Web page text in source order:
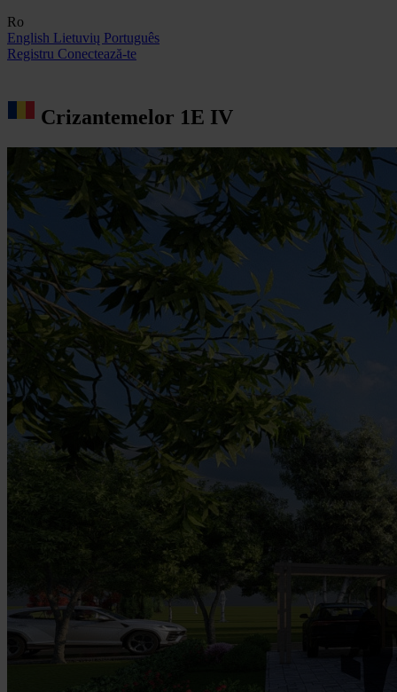
Ro
English Lietuvių Português
Registru Conectează-te
Crizantemelor 1E IV